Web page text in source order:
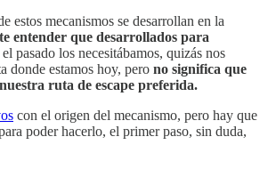
estos mecanismos se desarrollan en la
entender que desarrollados para
pasado los necesitábamos, quizás nos
donde estamos hoy, pero no significa que
ruta de escape preferida.
con el origen del mecanismo, pero hay que
poder hacerlo, el primer paso, sin duda,